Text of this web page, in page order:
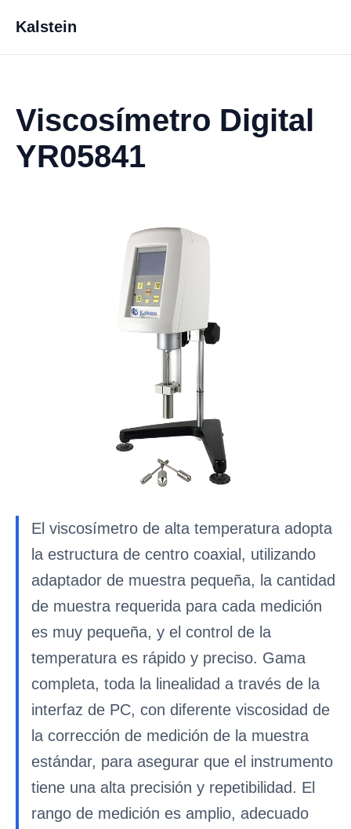
Kalstein
Viscosímetro Digital
YR05841
El viscosímetro de alta temperatura adopta
la estructura de centro coaxial, utilizando
adaptador de muestra pequeña, la cantidad
de muestra requerida para cada medición
es muy pequeña, y el control de la
temperatura es rápido y preciso. Gama
completa, toda la linealidad a través de la
interfaz de PC, con diferente viscosidad de
la corrección de medición de la muestra
estándar, para asegurar que el instrumento
tiene una alta precisión y repetibilidad. El
rango de medición es amplio, adecuado